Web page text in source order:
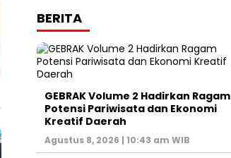
BERITA
GEBRAK Volume 2 Hadirkan Ragam
Potensi Pariwisata dan Ekonomi
Kreatif Daerah
Agustus 8, 2026 | 10:43 am WIB